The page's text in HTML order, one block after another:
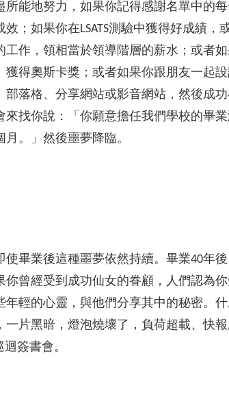
能地努力，如果你記得感謝名單中的
；如果你在LSATS測驗中獲得好成績，
作，領相當於領導階層的薪水；或者
得奧斯卡獎；或者如果你跟朋友一起
部落格、分享網站或影音網站，然後成
找你說：「你願意擔任我們學校的畢
。」然後噩夢降臨。
畢業後這種噩夢依然持續。畢業40年
曾經受到成功仙女的眷顧，人們認為
輕的心靈，與他們分享其中的秘密。
片黑暗，燈泡燒壞了，負荷超載、快
簽書會。